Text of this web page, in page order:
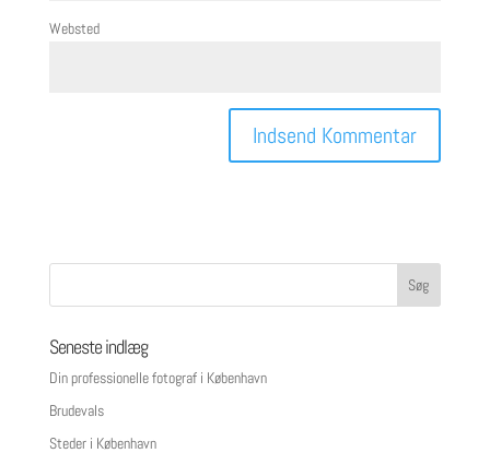
Websted
Seneste indlæg
Din professionelle fotograf i København
Brudevals
Steder i København